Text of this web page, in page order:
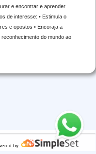
e encontrar e aprender
de interesse: • Estimula o
e opostos • Encoraja a
do mundo ao
by